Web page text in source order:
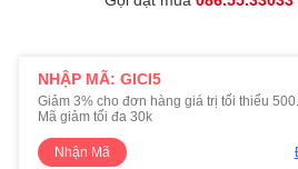
NHẬP MÃ: GICI5
Giảm 3% cho đơn hàng giá trị tối thiểu
Mã giảm tối đa 30k
Nhận Mã